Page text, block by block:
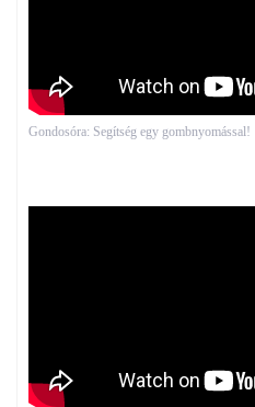
Gondosóra: Segítség egy gombnyomással!